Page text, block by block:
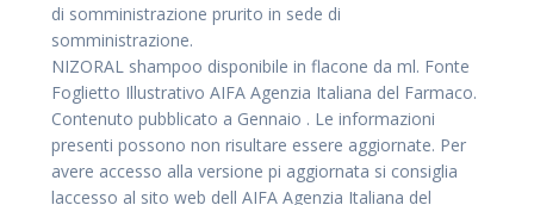
di somministrazione prurito in sede di
somministrazione.
NIZORAL shampoo disponibile in flacone da ml. Fonte
Foglietto Illustrativo AIFA Agenzia Italiana del Farmaco.
Contenuto pubblicato a Gennaio . Le informazioni
presenti possono non risultare essere aggiornate. Per
avere accesso alla versione pi aggiornata si consiglia
laccesso al sito web dell AIFA Agenzia Italiana del